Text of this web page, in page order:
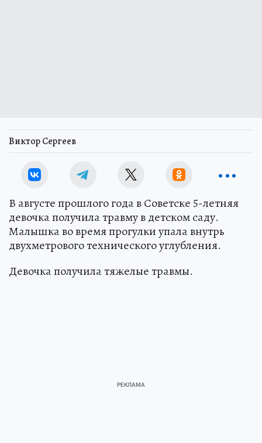
Виктор Сергеев
В августе прошлого года в Советске 5-летняя
девочка получила травму в детском саду.
Малышка во время прогулки упала внутрь
двухметрового технического углубления.
Девочка получила тяжелые травмы.